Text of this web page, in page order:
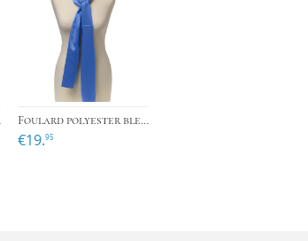
›
Foulard polyester bleu - rectangle
€19.95